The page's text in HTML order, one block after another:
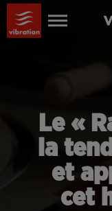
Le «
la
et
cet